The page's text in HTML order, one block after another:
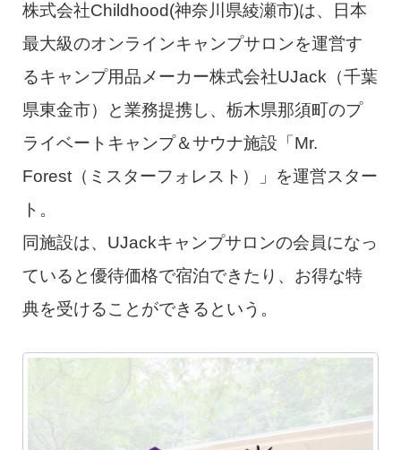
株式会社Childhood(神奈川県綾瀬市)は、日本
最大級のオンラインキャンプサロンを運営す
るキャンプ用品メーカー株式会社UJack（千葉
県東金市）と業務提携し、栃木県那須町のプ
ライベートキャンプ＆サウナ施設「Mr.
Forest（ミスターフォレスト）」を運営スター
ト。
同施設は、UJackキャンプサロンの会員になっ
ていると優待価格で宿泊できたり、お得な特
典を受けることができるという。